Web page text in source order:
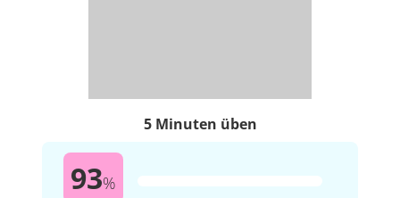
5 Minuten üben
93%